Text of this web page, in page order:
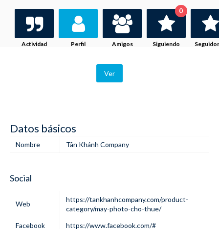
Actividad Perfil Amigos Siguiendo
0
Ver
Datos básicos
Nombre Tân Khánh Company
Social
Web
https://tankhanhcompany.com/product-
category/may-photo-cho-thue/
Facebook
https://www.facebook.com/#